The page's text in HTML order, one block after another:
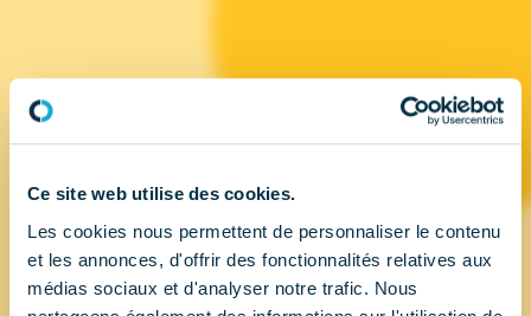
Ce site web utilise des cookies.
Les cookies nous permettent de personnaliser le contenu
et les annonces, d'offrir des fonctionnalités relatives aux
médias sociaux et d'analyser notre trafic. Nous